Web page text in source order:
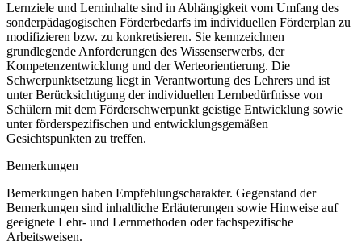
Lernziele und Lerninhalte sind in Abhängigkeit vom Umfang des
sonderpädagogischen Förderbedarfs im individuellen Förderplan zu
modifizieren bzw. zu konkretisieren. Sie kennzeichnen
grundlegende Anforderungen des Wissenserwerbs, der
Kompetenzentwicklung und der Werteorientierung. Die
Schwerpunktsetzung liegt in Verantwortung des Lehrers und ist
unter Berücksichtigung der individuellen Lernbedürfnisse von
Schülern mit dem Förderschwerpunkt geistige Entwicklung sowie
unter förderspezifischen und entwicklungsgemäßen
Gesichtspunkten zu treffen.
Bemerkungen
Bemerkungen haben Empfehlungscharakter. Gegenstand der
Bemerkungen sind inhaltliche Erläuterungen sowie Hinweise auf
geeignete Lehr- und Lernmethoden oder fachspezifische
Arbeitsweisen.